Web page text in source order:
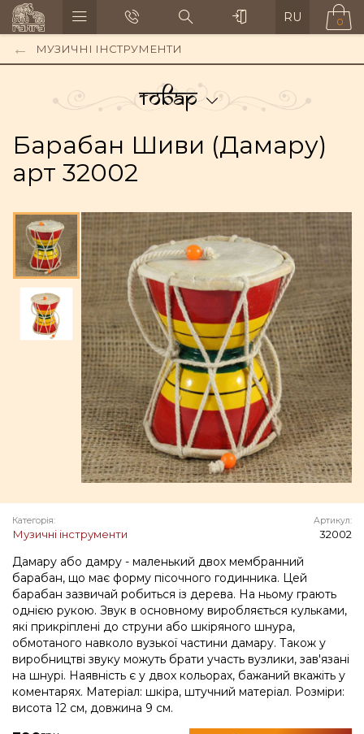
RU 0
МУЗИЧНІ ІНСТРУМЕНТИ
Товар
Барабан Шиви (Дамару)
арт 32002
Категорія:
Музичні інструменти
Артикул:
32002
Дамару або дамру - маленький двох мембранний
барабан, що має форму пісочного годинника. Цей
барабан зазвичай робиться із дерева. На ньому грають
однією рукою. Звук в основному виробляється кульками,
які прикріплені до струни або шкіряного шнура,
обмотаного навколо вузької частини дамару. Також у
виробництві звуку можуть брати участь вузлики, зав'язані
на шнурі. Наявність є у двох кольорах, бажаний вкажіть у
коментарях. Матеріал: шкіра, штучний матеріал. Розміри:
висота 12 см, довжина 9 см.